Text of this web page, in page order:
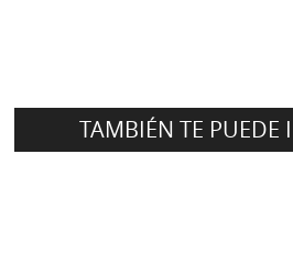
TAMBIÉN TE PUEDE